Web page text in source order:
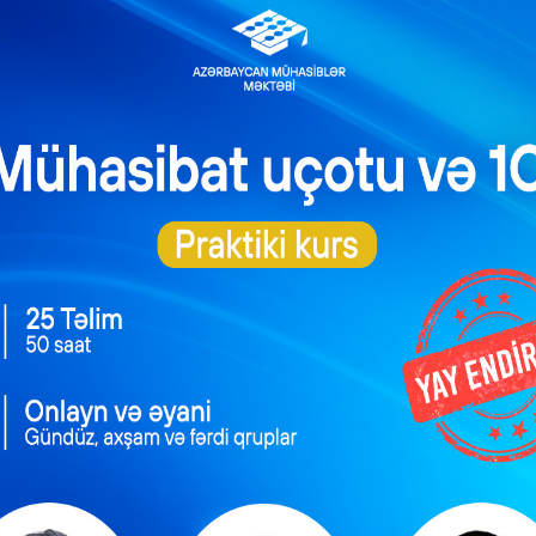
və daimi
Məşğulluq Strategiyası
2026–2030: Əmək
bazarında yeni hədəflər